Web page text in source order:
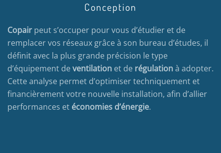
Conception
Copair peut s’occuper pour vous d’étudier et de
remplacer vos réseaux grâce à son bureau d’études, il
définit avec la plus grande précision le type
d’équipement deventilation et de régulationà adopter.
Cette analyse permet d’optimiser techniquement et
financièrement votre nouvelle installation, afin d’allier
performances et économies d’énergie.